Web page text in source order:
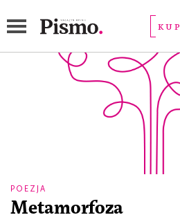
KUP
Luljeta Lleshanaku
POEZJA
Metamorfoza